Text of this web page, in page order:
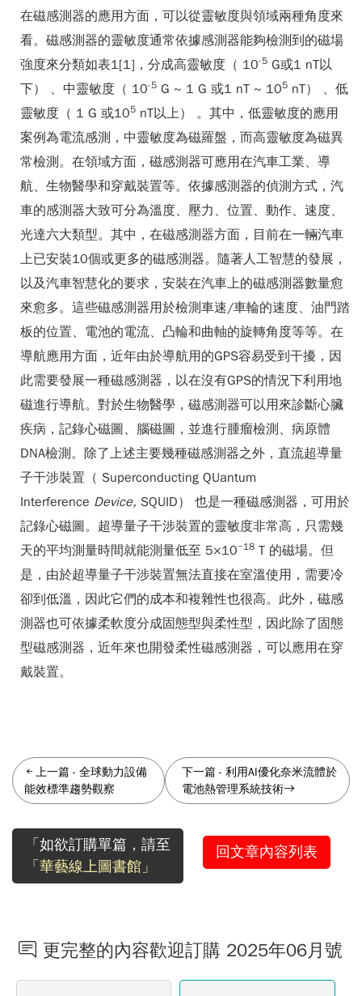
在磁感測器的應用方面，可以從靈敏度與領域兩種角度來
看。磁感測器的靈敏度通常依據感測器能夠檢測到的磁場
強度來分類如表1[1]，分成高靈敏度（ 10-5 G或1 nT以
下） 、中靈敏度（ 10-5 G ~ 1 G 或1 nT ~ 105 nT） 、低
靈敏度（ 1 G 或105 nT以上） 。其中，低靈敏度的應用
案例為電流感測，中靈敏度為磁羅盤，而高靈敏度為磁異
常檢測。在領域方面，磁感測器可應用在汽車工業、導
航、生物醫學和穿戴裝置等。依據感測器的偵測方式，汽
車的感測器大致可分為溫度、壓力、位置、動作、速度、
光達六大類型。其中，在磁感測器方面，目前在一輛汽車
上已安裝10個或更多的磁感測器。隨著人工智慧的發展，
以及汽車智慧化的要求，安裝在汽車上的磁感測器數量愈
來愈多。這些磁感測器用於檢測車速/車輪的速度、油門踏
板的位置、電池的電流、凸輪和曲軸的旋轉角度等等。在
導航應用方面，近年由於導航用的GPS容易受到干擾，因
此需要發展一種磁感測器，以在沒有GPS的情況下利用地
磁進行導航。對於生物醫學，磁感測器可以用來診斷心臟
疾病，記錄心磁圖、腦磁圖，並進行腫瘤檢測、病原體
DNA檢測。除了上述主要幾種磁感測器之外，直流超導量
子干涉裝置（ Superconducting QUantum
Interference Device, SQUID） 也是一種磁感測器，可用於
記錄心磁圖。超導量子干涉裝置的靈敏度非常高，只需幾
天的平均測量時間就能測量低至 5×10−18 T 的磁場。但
是，由於超導量子干涉裝置無法直接在室溫使用，需要冷
卻到低溫，因此它們的成本和複雜性也很高。此外，磁感
測器也可依據柔軟度分成固態型與柔性型，因此除了固態
型磁感測器，近年來也開發柔性磁感測器，可以應用在穿
戴裝置。
上一篇 - 全球動力設備
能效標準趨勢觀察
下一篇 -利用AI優化奈米流體於
電池熱管理系統技術
「如欲訂購單篇，請至
「華藝線上圖書館」
回文章內容列表
更完整的內容歡迎訂購 2025年06月號